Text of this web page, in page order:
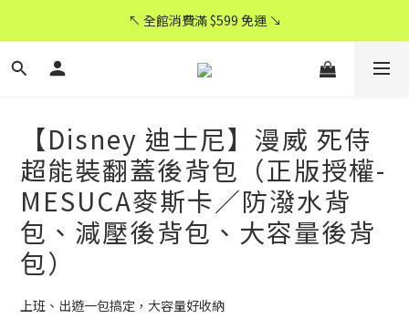
CyberCycle 賽博旋風 ★ 官方直營
↖ 全館消費滿 $599 免運 ↘
CyberCycle 賽博旋風 ★ 官方直營
【Disney 迪士尼】漫威 死侍
超能裝翻蓋後背包（正版授權-
MESUCA麥斯卡／防潑水背
包、減壓後背包、大容量後背
包）
上班、出遊一包搞定，大容量好收納